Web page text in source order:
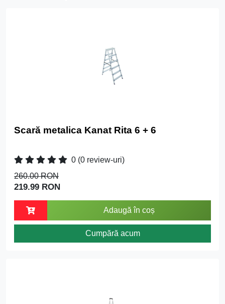
Scară metalica Kanat Rita 6 + 6
0 (0 review-uri)
260.00 RON
219.99 RON
Adaugă în coș
Cumpără acum